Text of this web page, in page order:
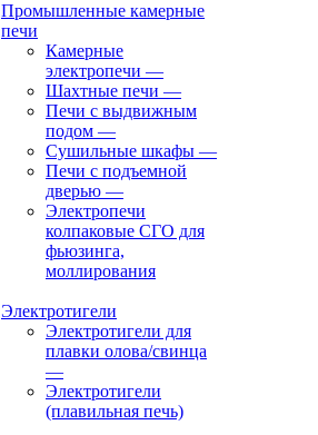
Промышленные камерные
печи
Камерные
электропечи —
Шахтные печи —
Печи с выдвижным
подом —
Сушильные шкафы —
Печи с подъемной
дверью —
Электропечи
колпаковые СГО для
фьюзинга,
моллирования
Электротигели
Электротигели для
плавки олова/свинца
—
Электротигели
(плавильная печь)